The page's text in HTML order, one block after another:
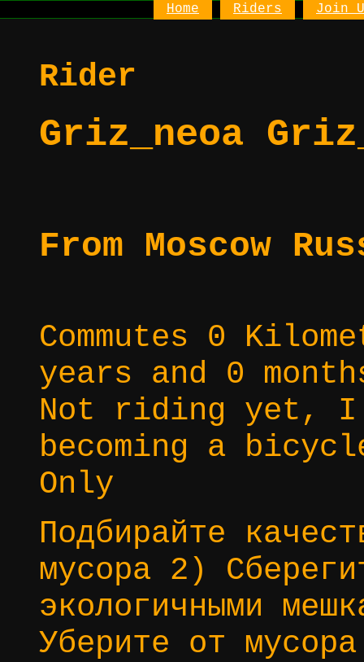
Home Riders Join
Rider
Griz_neoa
From Moscow
Commutes 0
years and 0
Not riding yet, I
becoming a
Only
Подбирайте
мусора 2)
экологичными
Уберите от